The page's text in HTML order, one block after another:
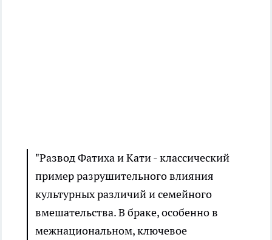
"Развод Фатиха и Кати - классический
пример разрушительного влияния
культурных различий и семейного
вмешательства. В браке, особенно в
межнациональном, ключевое